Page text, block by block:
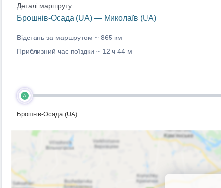
Деталі маршруту:
Брошнів-Осада (UA) — Миколаїв (UA)
Відстань за маршрутом ~ 865 км
Приблизний час поїздки ~ 12 ч 44 м
A
Брошнів-Осада (UA)